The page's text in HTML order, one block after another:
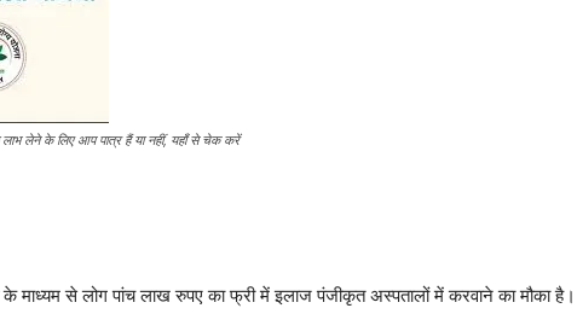
लेने के लिए आप पात्र हैं या नहीं, यहाँ से चेक करें
माध्यम से लोग पांच लाख रुपए का फ्री में इलाज पंजीकृत अस्पतालों में करवाने का मौका है।